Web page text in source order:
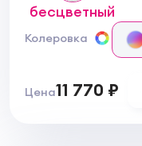
бесцветный
Колеровка
Цена11 770 ₽